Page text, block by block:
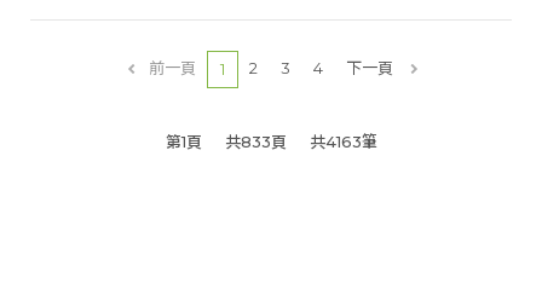
前一頁 1 2 3 4 下一頁
第1頁 共833頁 共4163筆